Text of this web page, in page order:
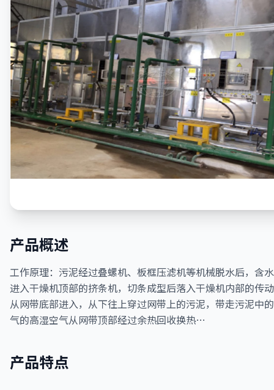
产品概述
工作原理：污泥经过叠螺机、板框压滤机等机械脱水后，含
进入干燥机顶部的挤条机，切条成型后落入干燥机内部的传
从网带底部进入，从下往上穿过网带上的污泥，带走污泥中
气的高湿空气从网带顶部经过余热回收换热…
产品特点